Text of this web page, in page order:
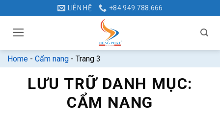
dung
LIÊN HỆ +84 949.788.666
Home - Cẩm nang - Trang 3
LƯU TRỮ DANH MỤC:
CẨM NANG